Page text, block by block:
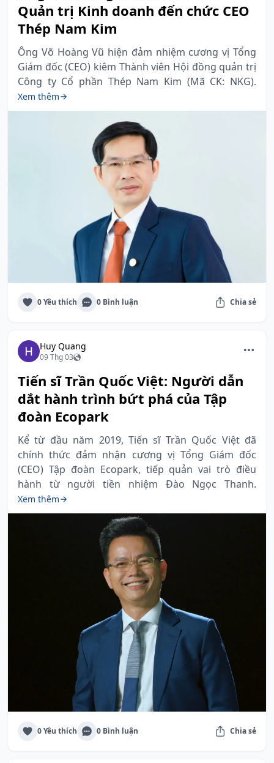
Quản trị Kinh doanh đến chức CEO
Thép Nam Kim
Ông Võ Hoàng Vũ hiện đảm nhiệm cương vị Tổng
Giám đốc (CEO) kiêm Thành viên Hội đồng quản trị
Công ty Cổ phần Thép Nam Kim (Mã CK: NKG).
Xem thêm
0 Yêu thích 0 Bình luận Chia sẻ
Huy Quang
09 Thg 03
Tiến sĩ Trần Quốc Việt: Người dẫn
dắt hành trình bứt phá của Tập
đoàn Ecopark
Kể từ đầu năm 2019, Tiến sĩ Trần Quốc Việt đã
chính thức đảm nhận cương vị Tổng Giám đốc
(CEO) Tập đoàn Ecopark, tiếp quản vai trò điều
hành từ người tiền nhiệm Đào Ngọc Thanh.
Xem thêm
0 Yêu thích 0 Bình luận Chia sẻ